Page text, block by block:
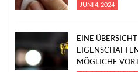
JUNI 4, 2024
EINE
MÖGLICHE